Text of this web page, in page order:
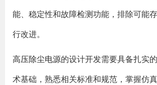
能、稳定性和故障检测功能，排除可能
行改进。
高压除尘电源的设计开发需要具备扎实
术基础，熟悉相关标准和规范，掌握仿